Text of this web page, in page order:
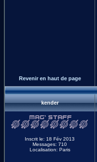
Revenir en haut de page
kender
Inscrit le: 18 Fév 2013
Messages: 710
Localisation: Paris